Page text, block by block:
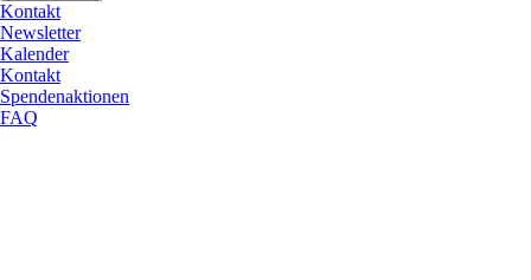
Kontakt
Newsletter
Kalender
Kontakt
Spendenaktionen
FAQ